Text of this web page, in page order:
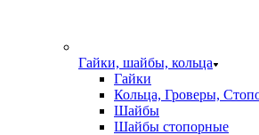
Гайки, шайбы, кольца
Гайки
Кольца, Гроверы,
Шайбы
Шайбы стопорные